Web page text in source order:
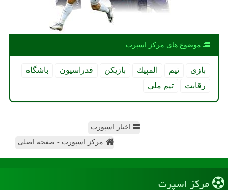
موضوع های مركز اسپرت
بازی تیم المپیك بازیكن فدراسیون
باشگاه
رقابت
تیم ملی
اخبار اسپورت
مرکز اسپورت - صفحه اصلی
مركز اسپرت